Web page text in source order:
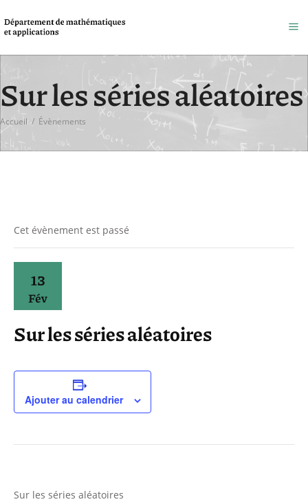
Sur les séries aléatoires
Accueil / Évènements
Cet évènement est passé
13
Fév
Sur les séries aléatoires
Ajouter au calendrier
Sur les séries aléatoires